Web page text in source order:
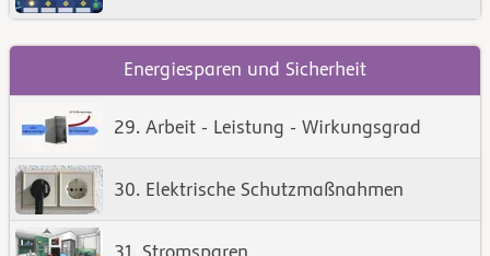
Energiesparen und Sicherheit
29. Arbeit - Leistung - Wirkungsgrad
30. Elektrische Schutzmaßnahmen
31. Stromsparen